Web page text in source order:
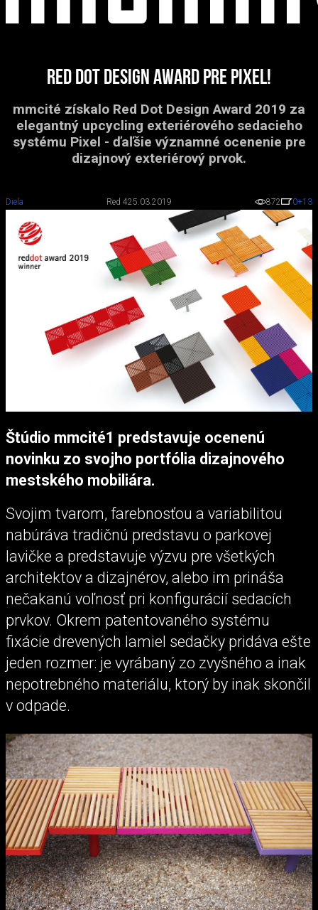
Red Dot Design Award pre Pixel!
mmcité získalo Red Dot Design Award 2019 za
elegantný upcycling exteriérového sedacieho
systému Pixel - ďaľšie významné ocenenie pre
dizajnový exteriérový prvok.
Diela Red 425.03.2019 872 0+13
Štúdio mmcité1 predstavuje ocenenú
novinku zo svojho portfólia dizajnového
mestského mobiliára.
Svojim tvarom, farebnosťou a variabilitou
nabúráva tradičnú predstavu o parkovej
lavičke a predstavuje výzvu pre všetkých
architektov a dizajnérov, alebo im prináša
nečakanú voľnosť pri konfigurácií sedacích
prvkov. Okrem patentovaného systému
fixácie drevených lamiel sedačky pridáva ešte
jeden rozmer: je vyrábaný zo zvyšného a inak
nepotrebného materiálu, ktorý by inak skončil
v odpade.